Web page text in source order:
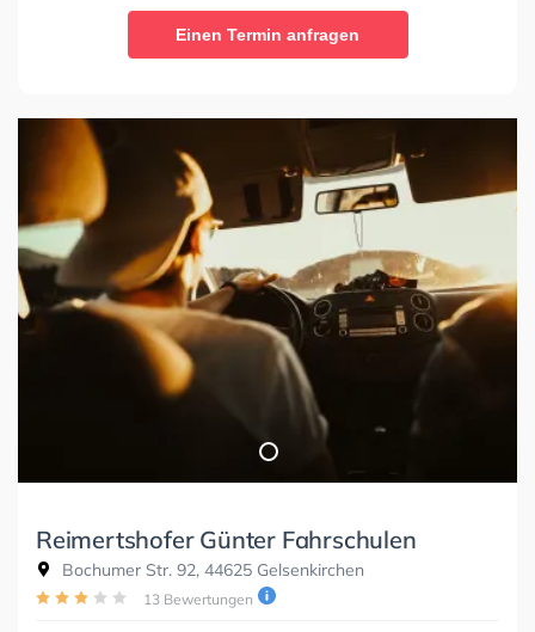
Einen Termin anfragen
Reimertshofer Günter Fahrschulen
Bochumer Str. 92, 44625 Gelsenkirchen
13 Bewertungen